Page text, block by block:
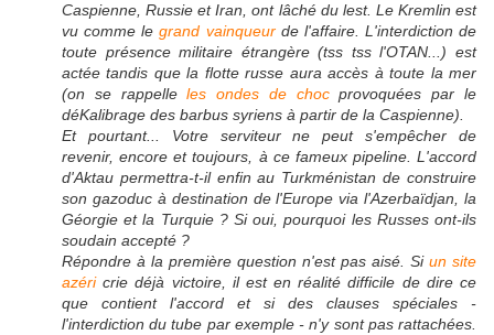
Caspienne, Russie et Iran, ont lâché du lest. Le Kremlin est
vu comme legrand vainqueurde l'affaire. L'interdiction de
toute présence militaire étrangère (tss tss l'OTAN...) est
actée tandis que la flotte russe aura accès à toute la mer
(on se rappelleles ondes de chocprovoquées par le
déKalibrage des barbus syriens à partir de la Caspienne).
Et pourtant... Votre serviteur ne peut s'empêcher de
revenir, encore et toujours, à ce fameux pipeline. L'accord
d'Aktau permettra-t-il enfin au Turkménistan de construire
son gazoduc à destination de l'Europe via l'Azerbaïdjan, la
Géorgie et la Turquie ? Si oui, pourquoi les Russes ont-ils
soudain accepté ?
Répondre à la première question n'est pas aisé. Si un site
azéricrie déjà victoire, il est en réalité difficile de dire ce
que contient l'accord et si des clauses spéciales -
l'interdiction du tube par exemple - n'y sont pas rattachées.